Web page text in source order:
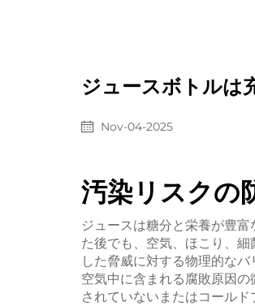
ジュースボトルは
Nov-04-2025
汚染リスクの
ジュースは糖分と栄養が豊
た後でも、空気、ほこり、
した脅威に対する物理的な
空気中に含まれる腐敗原因
されていないまたはコール